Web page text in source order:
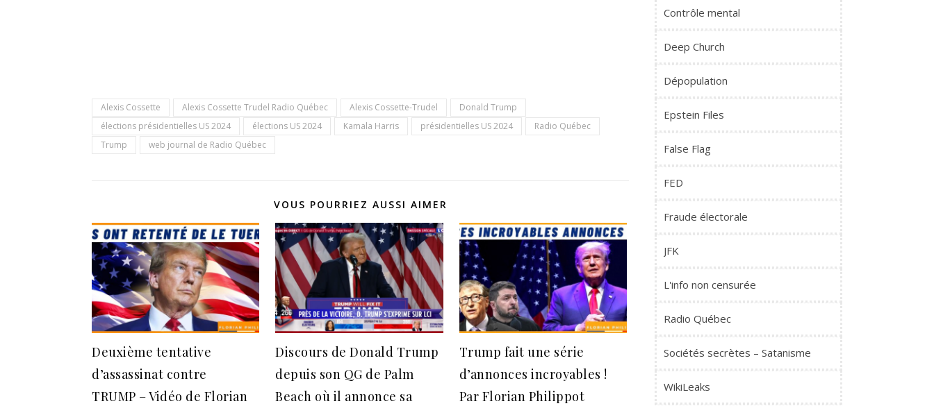
Alexis Cossette Alexis Cossette Trudel Radio Québec Alexis Cossette-Trudel
Donald Trump
élections présidentielles US 2024
élections US 2024 Kamala Harris présidentielles US 2024
Radio Québec
Trump
web journal de Radio Québec
VOUS POURRIEZ AUSSI AIMER
Deuxième tentative
d’assassinat contre
TRUMP – Vidéo de Florian
Discours de Donald Trump
depuis son QG de Palm
Beach où il annonce sa
Trump fait une série
d’annonces incroyables !
Par Florian Philippot
Contrôle mental
Deep Church
Dépopulation
Epstein Files
False Flag
FED
Fraude électorale
JFK
L'info non censurée
Radio Québec
Sociétés secrètes – Satanisme
WikiLeaks